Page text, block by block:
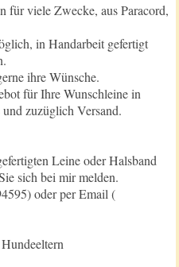
für viele Zwecke, aus Paracord,
in Handarbeit gefertigt
ihre Wünsche.
für Ihre Wunschleine in
zuzüglich Versand.
Leine oder Halsband
sich bei mir melden.
oder per Email (